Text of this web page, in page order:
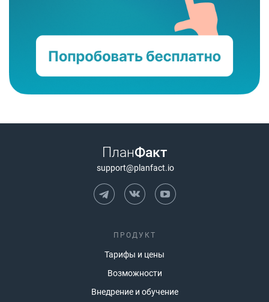
ПланФакт
support@planfact.io
ПРОДУКТ
Тарифы и цены
Возможности
Внедрение и обучение